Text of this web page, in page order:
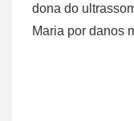
dona do
Maria por danos